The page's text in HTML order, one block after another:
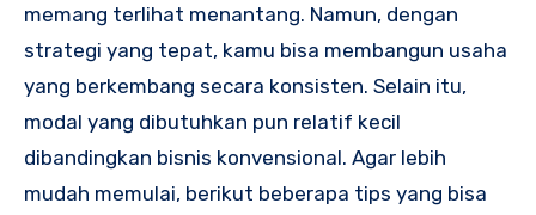
memang terlihat menantang. Namun, dengan
strategi yang tepat, kamu bisa membangun usaha
yang berkembang secara konsisten. Selain itu,
modal yang dibutuhkan pun relatif kecil
dibandingkan bisnis konvensional. Agar lebih
mudah memulai, berikut beberapa tips yang bisa